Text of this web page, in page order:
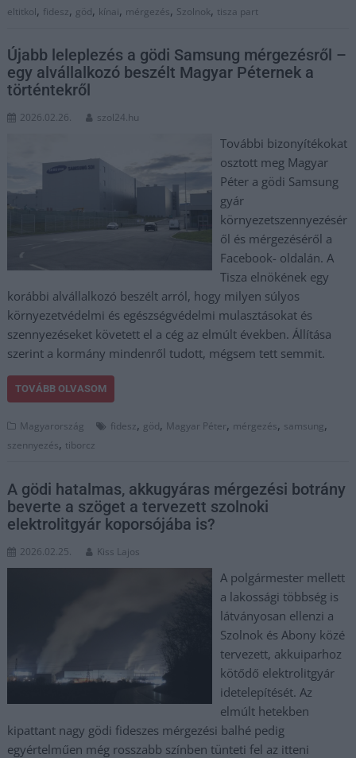
eltitkol, fidesz, göd, kínai, mérgezés, Szolnok, tisza part
Újabb leleplezés a gödi Samsung mérgezésről –
egy alvállalkozó beszélt Magyar Péternek a
történtekről
2026.02.26. szol24.hu
További bizonyítékokat
osztott meg Magyar
Péter a gödi Samsung
gyár
környezetszennyezésér
ől és mérgezéséről a
Facebook- oldalán. A
Tisza elnökének egy
korábbi alvállalkozó beszélt arról, hogy milyen súlyos
környezetvédelmi és egészségvédelmi mulasztásokat és
szennyezéseket követett el a cég az elmúlt években. Állítása
szerint a kormány mindenről tudott, mégsem tett semmit.
TOVÁBB OLVASOM
Magyarország fidesz, göd, Magyar Péter, mérgezés, samsung,
szennyezés, tiborcz
A gödi hatalmas, akkugyáras mérgezési botrány
beverte a szöget a tervezett szolnoki
elektrolitgyár koporsójába is?
2026.02.25. Kiss Lajos
A polgármester mellett
a lakossági többség is
látványosan ellenzi a
Szolnok és Abony közé
tervezett, akkuiparhoz
kötődő elektrolitgyár
idetelepítését. Az
elmúlt hetekben
kipattant nagy gödi fideszes mérgezési balhé pedig
egyértelműen még rosszabb színben tünteti fel az itteni